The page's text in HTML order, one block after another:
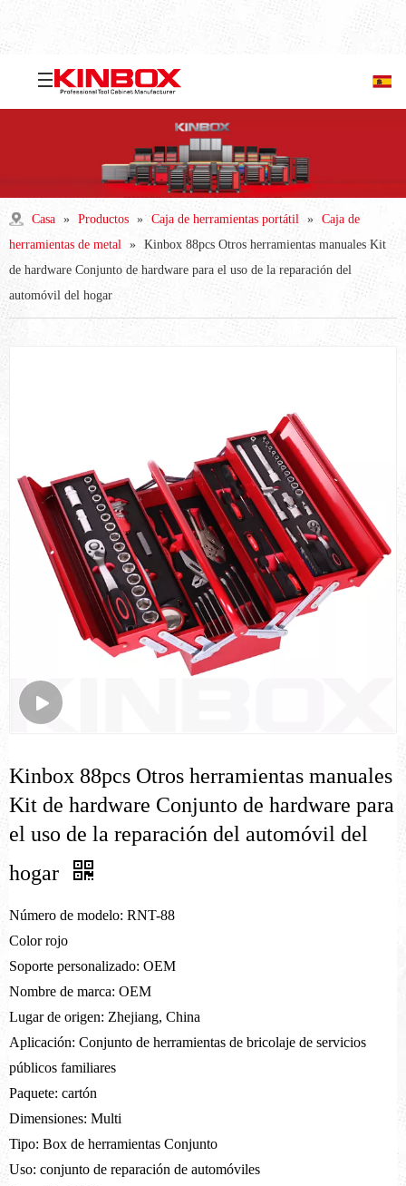
Casa » Productos » Caja de herramientas portátil » Caja de
herramientas de metal » Kinbox 88pcs Otros herramientas manuales Kit
de hardware Conjunto de hardware para el uso de la reparación del
automóvil del hogar
Kinbox 88pcs Otros herramientas manuales
Kit de hardware Conjunto de hardware para
el uso de la reparación del automóvil del
hogar
Número de modelo: RNT-88
Color rojo
Soporte personalizado: OEM
Nombre de marca: OEM
Lugar de origen: Zhejiang, China
Aplicación: Conjunto de herramientas de bricolaje de servicios
públicos familiares
Paquete: cartón
Dimensiones: Multi
Tipo: Box de herramientas Conjunto
Uso: conjunto de reparación de automóviles